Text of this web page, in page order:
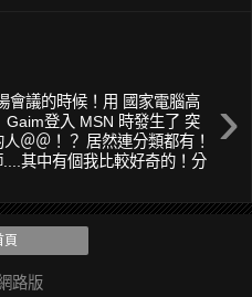
›
會議的時候！用 國家電腦高
登入 MSN 時發生了 突
＠＠！？ 居然連分類都有！
其中有個我比較好奇的！分
頁
路版